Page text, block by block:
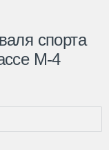
спорта
М-4